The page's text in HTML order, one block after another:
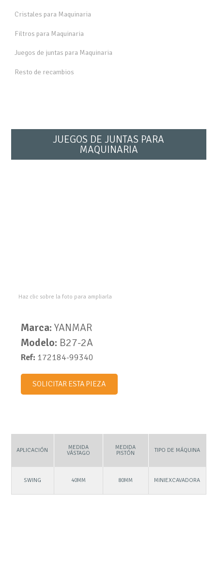
Cristales para Maquinaria
Filtros para Maquinaria
Juegos de juntas para Maquinaria
Resto de recambios
JUEGOS DE JUNTAS PARA
MAQUINARIA
Haz clic sobre la foto para ampliarla
Marca: YANMAR
Modelo: B27-2A
Ref: 172184-99340
SOLICITAR ESTA PIEZA
APLICACIÓN
MEDIDA
VÁSTAGO
MEDIDA
PISTÓN
TIPO DE MÁQUINA
SWING 40MM 80MM MINIEXCAVADORA